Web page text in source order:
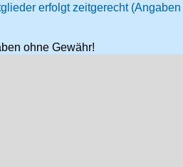
erfolgt zeitgerecht
ohne Gewähr!